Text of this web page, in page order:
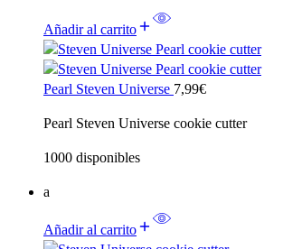
Añadir al carrito
Pearl Steven Universe 7,99€
Pearl Steven Universe cookie cutter
1000 disponibles
a
Añadir al carrito